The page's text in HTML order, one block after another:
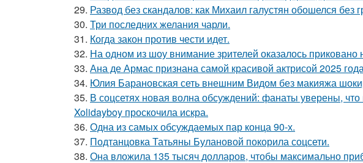
29. Развод без скандалов: как Михаил галустян обошелся без
30. Три последних желания чарли.
31. Когда закон против чести идет.
32. На одном из шоу внимание зрителей оказалось
33. Ана де Армас признана самой красивой актрисой 2025
34. Юлия Барановская сеть внешним Видом без макияжа
35. В соцсетях новая волна обсуждений: фанаты уверены,
Xolidayboy проскочила искра.
36. Одна из самых обсуждаемых пар конца 90-х.
37. Подтанцовка Татьяны Булановой покорила соцсети.
38. Она вложила 135 тысяч долларов, чтобы максимально